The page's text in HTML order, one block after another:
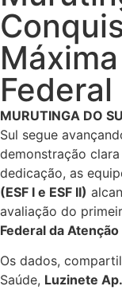
Federal
MURUTINGA DO
Sul segue
demonstração
dedicação, as
(ESF I e ESF II)
avaliação do
Federal da
Os dados,
Saúde, Luzinete